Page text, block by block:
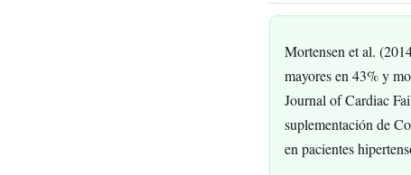
Mortensen et al.
mayores en 43% y
Journal of Cardiac
suplementación de
en pacientes